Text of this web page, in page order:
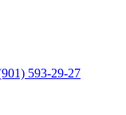
593-29-27